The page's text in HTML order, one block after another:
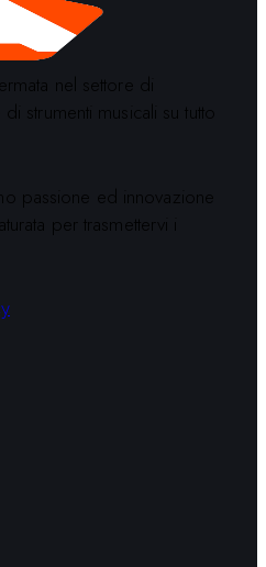
nel settore di
strumenti musicali su tutto
passione ed innovazione
per trasmettervi i